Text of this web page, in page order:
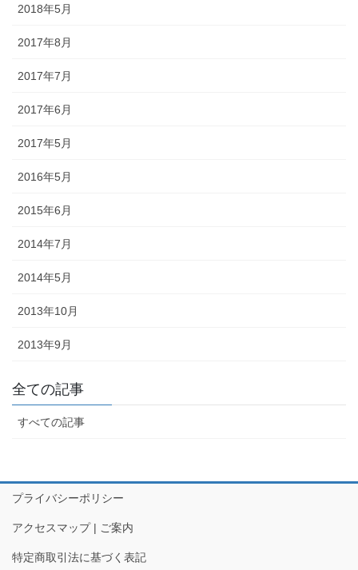
2018年5月
2017年8月
2017年7月
2017年6月
2017年5月
2016年5月
2015年6月
2014年7月
2014年5月
2013年10月
2013年9月
全ての記事
すべての記事
プライバシーポリシー
アクセスマップ | ご案内
特定商取引法に基づく表記
知ってる？石川のお祭りのしきたり!!
リコの記録が残っています。能登のキリコは、天に近ければ近いほ
沢ではキリコは迎え火を保護する役目になったようで、金沢とその
伝統的な風習です。 正確には、木や紙でできた灯篭のような箱で、
戚や知人らをもてなすことを指します。
◆天人堂とは？・・・・・戦前金沢では12月25日から正月15日まで
天神堂（お嫁さんの実家から男の初孫さんに賜る）を飾る家があり
ました。加賀藩主前田家の先祖は菅原道真といわれ、道真が前田の
◆「こぶた」とは？・・・・・「よばれ」の際、御膳（ごぜん）に
料理のほかに、昔は、菓子の入っふた付の椀（わん）が並び、果物
ったものを「こぶた」といいます。